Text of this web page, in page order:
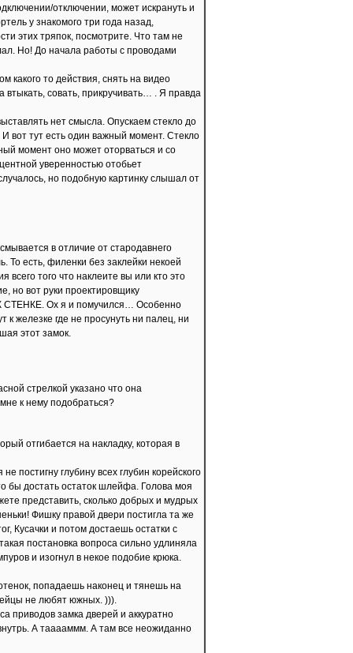
отключении, может искрануть и
у знакомого три года назад,
этих тряпок, посмотрите. Что там не
Но! До начала работы с проводами
то действия, снять на видео
втыкать, совать, прикручивать… . Я правда
нет смысла. Опускаем стекло до
вот тут есть один важный момент. Стекло
момент оно может оторваться и со
уверенностью отобьет
но подобную картинку слышал от
в отличие от стародавнего
То есть, филенки без заклейки некоей
того что наклеите вы или кто это
но вот руки проектировщику
СТЕНКЕ. Ох я и помучился… Особенно
железке где не просунуть ни палец, ни
этот замок.
стрелкой указано что она
к нему подобраться?
отгибается на накладку, которая в
постигну глубину всех глубин корейского
бы достать остаток шлейфа. Голова моя
представить, сколько добрых и мудрых
Фишку правой двери постигла та же
Кусачки и потом достаешь остатки с
постановка вопроса сильно удлиняла
и изогнул в некое подобие крюка.
попадаешь наконец и тянешь на
не любят южных. ))).
приводов замка дверей и аккуратно
А тааааммм. А там все неожиданно